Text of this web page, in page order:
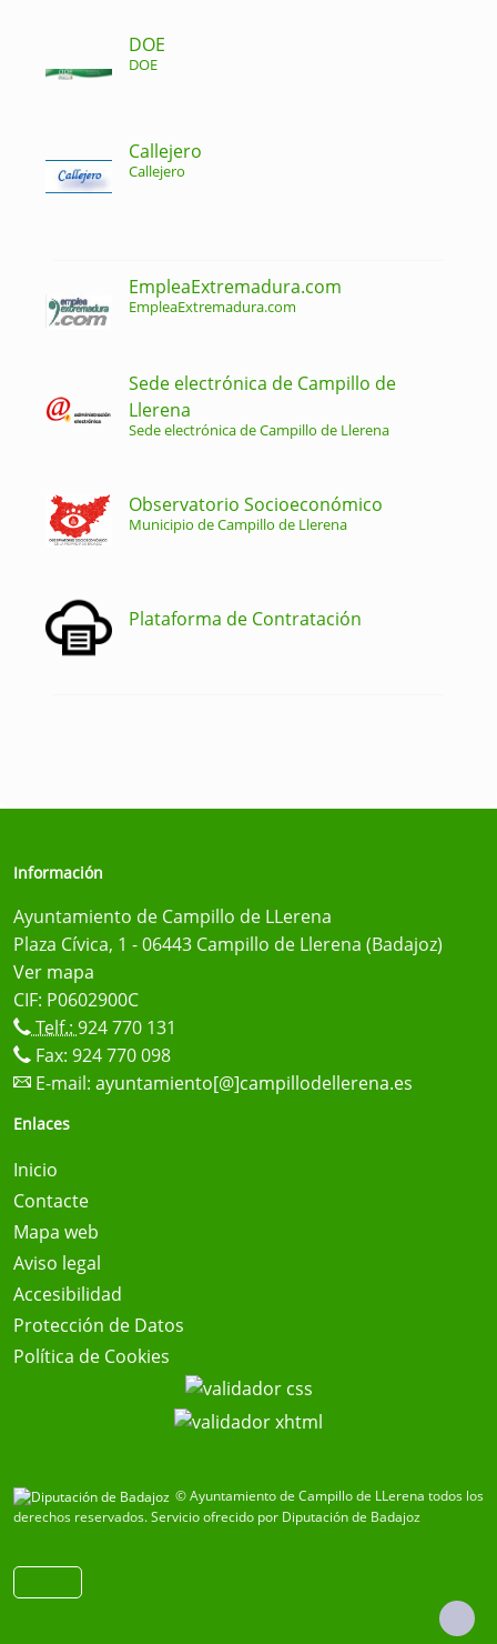
DOE
DOE
Callejero
Callejero
EmpleaExtremadura.com
EmpleaExtremadura.com
Sede electrónica de Campillo de
Llerena
Sede electrónica de Campillo de Llerena
Observatorio Socioeconómico
Municipio de Campillo de Llerena
Plataforma de Contratación
Información
Ayuntamiento de Campillo de LLerena
Plaza Cívica, 1 - 06443 Campillo de Llerena (Badajoz)
Ver mapa
CIF: P0602900C
Telf.: 924 770 131
Fax: 924 770 098
E-mail: ayuntamiento[@]campillodellerena.es
Enlaces
Inicio
Contacte
Mapa web
Aviso legal
Accesibilidad
Protección de Datos
Política de Cookies
© Ayuntamiento de Campillo de LLerena todos los
derechos reservados.Servicio ofrecido por Diputación de Badajoz